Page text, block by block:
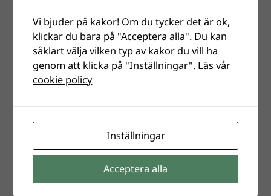
Vi bjuder på kakor! Om du tycker det är ok,
klickar du bara på "Acceptera alla". Du kan
såklart välja vilken typ av kakor du vill ha
genom att klicka på "Inställningar". Läs vår
cookie policy
Inställningar
Acceptera alla